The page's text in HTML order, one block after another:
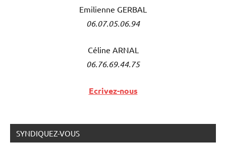
Emilienne GERBAL
06.07.05.06.94
Céline ARNAL
06.76.69.44.75
Ecrivez-nous
SYNDIQUEZ-VOUS